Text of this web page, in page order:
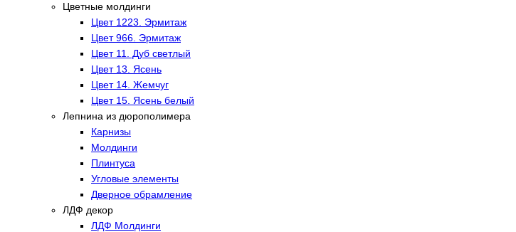
Цветные молдинги
Цвет 1223. Эрмитаж
Цвет 966. Эрмитаж
Цвет 11. Дуб светлый
Цвет 13. Ясень
Цвет 14. Жемчуг
Цвет 15. Ясень белый
Лепнина из дюрополимера
Карнизы
Молдинги
Плинтуса
Угловые элементы
Дверное обрамление
ЛДФ декор
ЛДФ Молдинги